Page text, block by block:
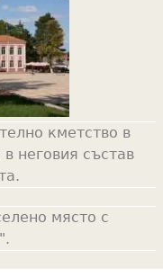
кметство в
неговия състав
място с
".